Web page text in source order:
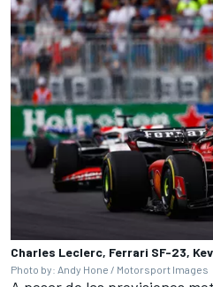
Charles Leclerc, Ferrari SF-23,
Photo by: Andy Hone / Motorsport Images